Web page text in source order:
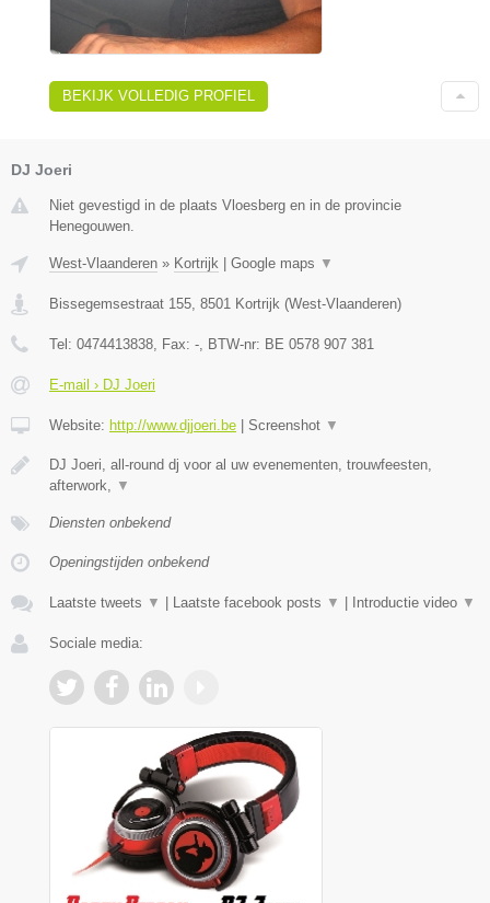
BEKIJK VOLLEDIG PROFIEL
DJ Joeri
Niet gevestigd in de plaats Vloesberg en in de provincie
Henegouwen.
West-Vlaanderen » Kortrijk | Google maps ▼
Bissegemsestraat 155 8501 Kortrijk (West-Vlaanderen)
Tel: 0474413838 , Fax: - , BTW-nr: BE 0578 907 381
E-mail › DJ Joeri
Website: http://www.djjoeri.be | Screenshot ▼
DJ Joeri, all-round dj voor al uw evenementen, trouwfeesten,
afterwork,
▼
Diensten onbekend
Openingstijden onbekend
Laatste tweets ▼ | Laatste facebook posts ▼ | Introductie video ▼
Sociale media: